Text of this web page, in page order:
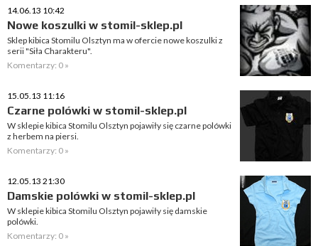
14.06.13 10:42
Nowe koszulki w stomil-sklep.pl
Sklep kibica Stomilu Olsztyn ma w ofercie nowe koszulki z
serii "Siła Charakteru".
Komentarzy: 0 »
15.05.13 11:16
Czarne polówki w stomil-sklep.pl
W sklepie kibica Stomilu Olsztyn pojawiły się czarne polówki
z herbem na piersi.
Komentarzy: 0 »
12.05.13 21:30
Damskie polówki w stomil-sklep.pl
W sklepie kibica Stomilu Olsztyn pojawiły się damskie
polówki.
Komentarzy: 0 »